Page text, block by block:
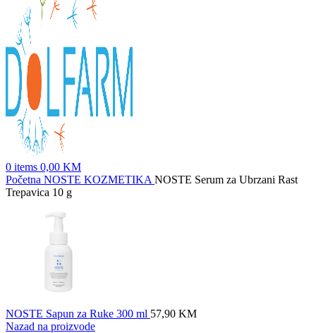
0 items 0,00 KM
Početna NOSTE KOZMETIKA NOSTE Serum za Ubrzani Rast
Trepavica 10 g
NOSTE Sapun za Ruke 300 ml 57,90 KM
Nazad na proizvode